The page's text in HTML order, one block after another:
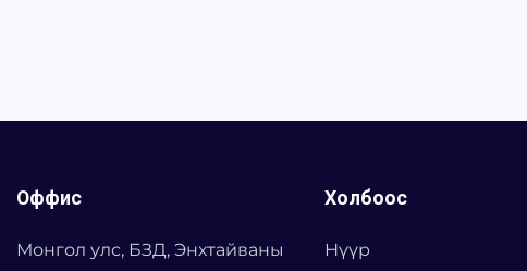
Оффис
Монгол улс, БЗД, Энхтайваны
Холбоос
Нүүр